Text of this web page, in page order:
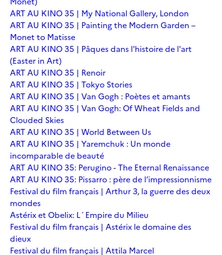
ART AU KINO 35 | My National Gallery, London
ART AU KINO 35 | Painting the Modern Garden –
Monet to Matisse
ART AU KINO 35 | Pâques dans l'histoire de l'art
(Easter in Art)
ART AU KINO 35 | Renoir
ART AU KINO 35 | Tokyo Stories
ART AU KINO 35 | Van Gogh : Poètes et amants
ART AU KINO 35 | Van Gogh: Of Wheat Fields and
Clouded Skies
ART AU KINO 35 | World Between Us
ART AU KINO 35 | Yaremchuk : Un monde
incomparable de beauté
ART AU KINO 35: Perugino - The Eternal Renaissance
ART AU KINO 35: Pissarro : père de l’impressionnisme
Festival du film français | Arthur 3, la guerre des deux
mondes
Astérix et Obelix: L´Empire du Milieu
Festival du film français | Astérix le domaine des
dieux
Festival du film français | Attila Marcel